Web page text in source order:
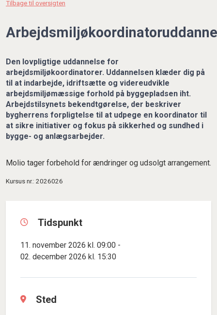
Tilbage til oversigten
Den lovpligtige uddannelse for
arbejdsmiljøkoordinatorer. Uddannelsen klæder dig på
til at indarbejde, idriftsætte og videreudvikle
arbejdsmiljømæssige forhold på byggepladsen iht.
Arbejdstilsynets bekendtgørelse, der beskriver
bygherrens forpligtelse til at udpege en koordinator til
at sikre initiativer og fokus på sikkerhed og sundhed i
bygge- og anlægsarbejder.
Molio tager forbehold for ændringer og udsolgt arrangement.
Kursus nr.: 2026026
Tidspunkt
11. november 2026 kl. 09:00 -
02. december 2026 kl. 15:30
Sted